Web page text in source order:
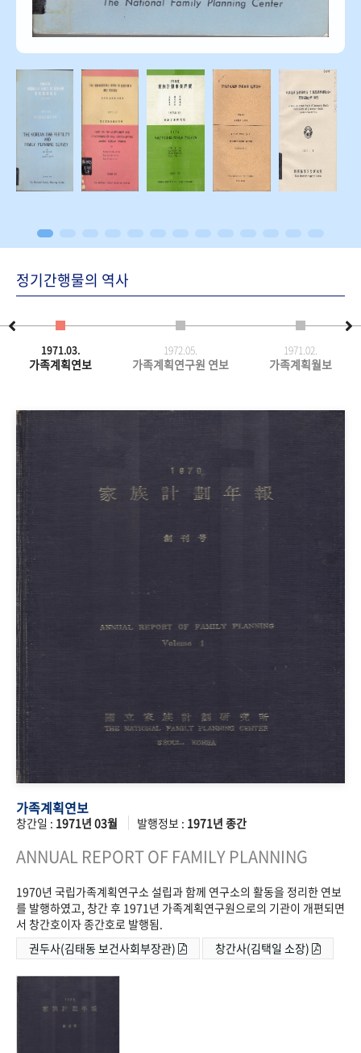
정기간행물의 역사
1971.03.
가족계획연보
1972.05.
가족계획연구원 연보
1971.02.
가족계획월보
가족계획연보
창간일 : 1971년 03월 발행정보 : 1971년 종간
ANNUAL REPORT OF FAMILY PLANNING
1970년 국립가족계획연구소 설립과 함께 연구소의 활동을 정리한 연보
를 발행하였고, 창간 후 1971년 가족계획연구원으로의 기관이 개편되면
서 창간호이자 종간호로 발행됨.
권두사(김태동 보건사회부장관)
창간사(김택일 소장)